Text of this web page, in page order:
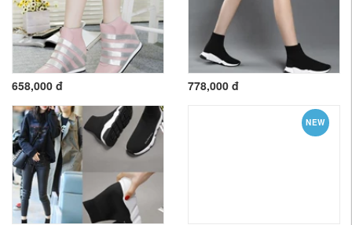
658,000 đ 778,000 đ
NEW